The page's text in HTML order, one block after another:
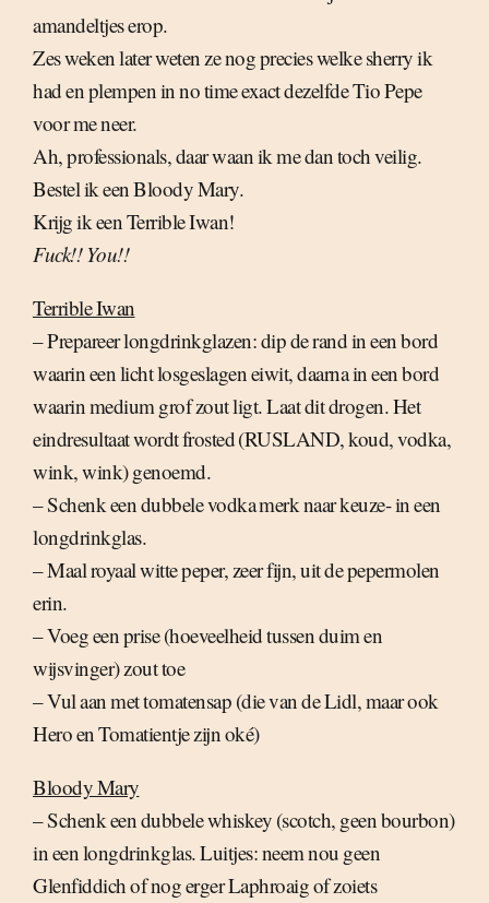
amandeltjes erop.
Zes weken later weten ze nog precies welke sherry ik
had en plempen in no time exact dezelfde Tio Pepe
voor me neer.
Ah, professionals, daar waan ik me dan toch veilig.
Bestel ik een Bloody Mary.
Krijg ik een Terrible Iwan!
Fuck!! You!!
Terrible Iwan
– Prepareer longdrinkglazen: dip de rand in een bord
waarin een licht losgeslagen eiwit, daarna in een bord
waarin medium grof zout ligt. Laat dit drogen. Het
eindresultaat wordt frosted (RUSLAND, koud, vodka,
wink, wink) genoemd.
– Schenk een dubbele vodka merk naar keuze- in een
longdrinkglas.
– Maal royaal witte peper, zeer fijn, uit de pepermolen
erin.
– Voeg een prise (hoeveelheid tussen duim en
wijsvinger) zout toe
– Vul aan met tomatensap (die van de Lidl, maar ook
Hero en Tomatientje zijn oké)
Bloody Mary
– Schenk een dubbele whiskey (scotch, geen bourbon)
in een longdrinkglas. Luitjes: neem nou geen
Glenfiddich of nog erger Laphroaig of zoiets